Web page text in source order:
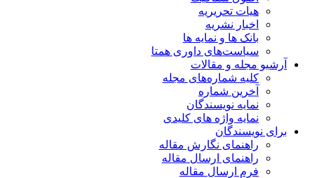
هیات تحریریه
اخبار نشریه
بانک ها و نمایه ها
سیاست‌های داوری همتا
مجله و مقالات
کلیه شماره‌های مجله
آخرین شماره
نمایه نویسندگان
نمایه واژه های کلیدی
نویسندگان
راهنمای نگارش مقاله
راهنمای ارسال مقاله
فرم ارسال مقاله